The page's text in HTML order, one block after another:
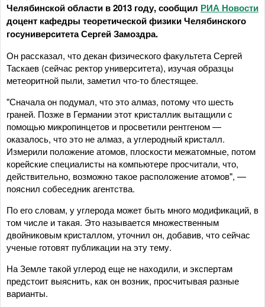
Челябинской области в 2013 году, сообщил РИА Новости
доцент кафедры теоретической физики Челябинского
госуниверситета Сергей Замоздра.
Он рассказал, что декан физического факультета Сергей
Таскаев (сейчас ректор университета), изучая образцы
метеоритной пыли, заметил что-то блестящее.
"Сначала он подумал, что это алмаз, потому что шесть
граней. Позже в Германии этот кристаллик вытащили с
помощью микропинцетов и просветили рентгеном —
оказалось, что это не алмаз, а углеродный кристалл.
Измерили положение атомов, плоскости межатомные, потом
корейские специалисты на компьютере просчитали, что,
действительно, возможно такое расположение атомов", —
пояснил собеседник агентства.
По его словам, у углерода может быть много модификаций, в
том числе и такая. Это называется множественным
двойниковым кристаллом, уточнил он, добавив, что сейчас
ученые готовят публикации на эту тему.
На Земле такой углерод еще не находили, и экспертам
предстоит выяснить, как он возник, просчитывая разные
варианты.